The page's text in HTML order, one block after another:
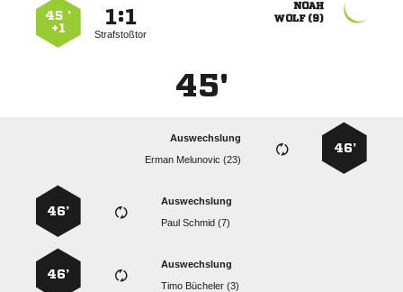

 
:
Strafstoßtor
45 ’
+1
45'
46’
Auswechslung
  
Auswechslung
  
46’
Auswechslung
  
46’